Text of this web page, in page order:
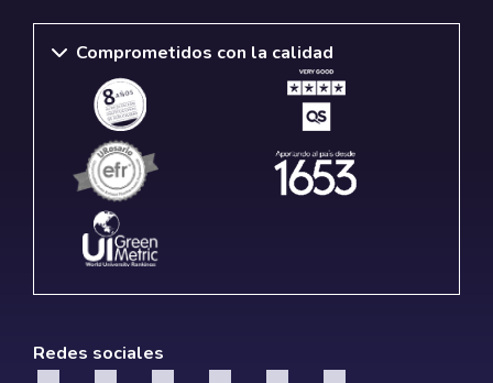
Comprometidos con la calidad
Redes sociales